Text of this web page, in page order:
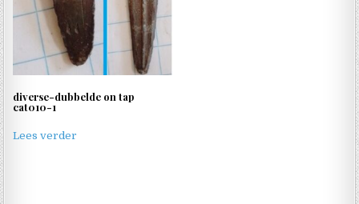
diverse-dubbelde on tap
cat010-1
Lees verder